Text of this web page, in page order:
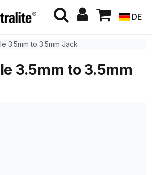
DE
3.5mm to 3.5mm Jack
3.5mm to 3.5mm